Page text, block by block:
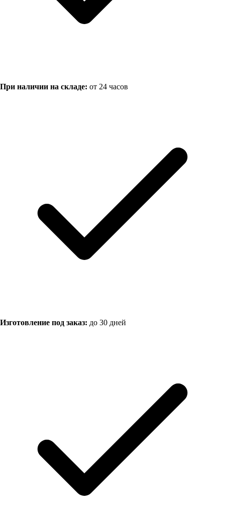
При наличии на складе: от 24 часов
Изготовление под заказ: до 30 дней